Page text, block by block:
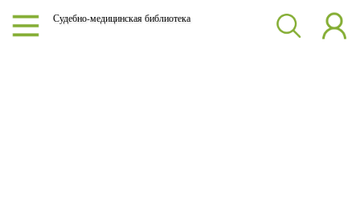
Судебно-медицинская библиотека